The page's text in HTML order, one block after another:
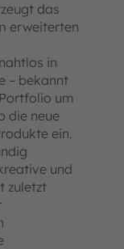
das
erweiterten
in
– bekannt
um
die neue
ein.
und
zuletzt